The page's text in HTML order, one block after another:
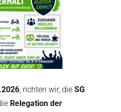
, richten wir, dieSG
Relegation der